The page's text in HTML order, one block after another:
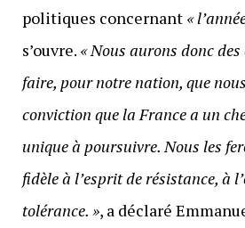
politiques concernant «
s’ouvre. « Nous aurons donc
faire, pour notre nation, que
conviction que la France a un
unique à poursuivre. Nous les
fidèle à l’esprit de résistance, à
tolérance. », a déclaré